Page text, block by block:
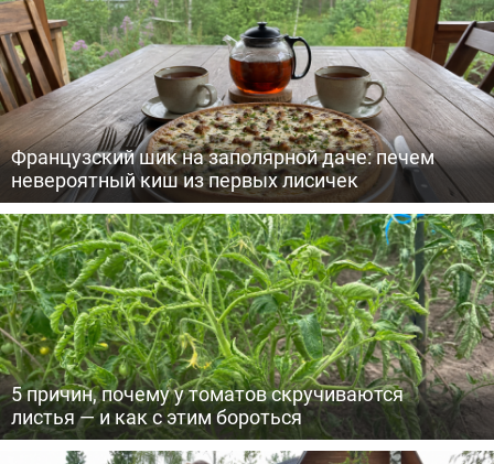
Французский шик на заполярной даче: печем
невероятный киш из первых лисичек
5 причин, почему у томатов скручиваются
листья — и как с этим бороться